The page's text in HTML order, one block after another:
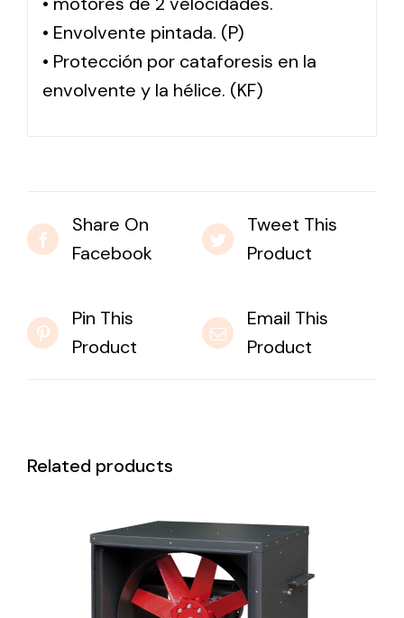
• Envolvente pintada. (P)
• Protección por cataforesis en la
envolvente y la hélice. (KF)
Share On
Facebook
Tweet This
Product
Pin This
Product
Email This
Product
Related products